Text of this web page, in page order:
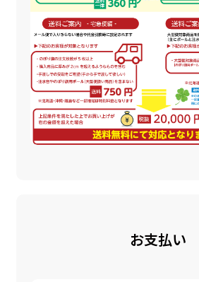
お支払い